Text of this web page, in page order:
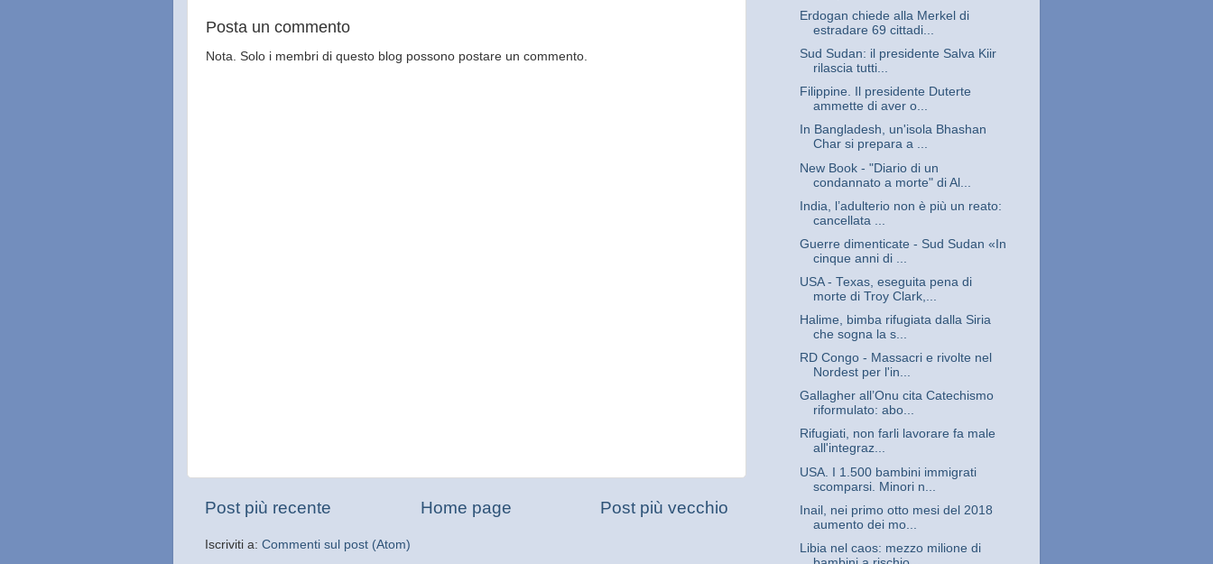
Posta un commento
Nota. Solo i membri di questo blog possono postare un commento.
Post più recente Post più vecchio
Home page
Iscriviti a: Commenti sul post (Atom)
Erdogan chiede alla Merkel di
estradare 69 cittadi...
Sud Sudan: il presidente Salva Kiir
rilascia tutti...
Filippine. Il presidente Duterte
ammette di aver o...
In Bangladesh, un'isola Bhashan
Char si prepara a ...
New Book - "Diario di un
condannato a morte" di Al...
India, l’adulterio non è più un reato:
cancellata ...
Guerre dimenticate - Sud Sudan «In
cinque anni di ...
USA - Texas, eseguita pena di
morte di Troy Clark,...
Halime, bimba rifugiata dalla Siria
che sogna la s...
RD Congo - Massacri e rivolte nel
Nordest per l'in...
Gallagher all’Onu cita Catechismo
riformulato: abo...
Rifugiati, non farli lavorare fa male
all'integraz...
USA. I 1.500 bambini immigrati
scomparsi. Minori n...
Inail, nei primo otto mesi del 2018
aumento dei mo...
Libia nel caos: mezzo milione di